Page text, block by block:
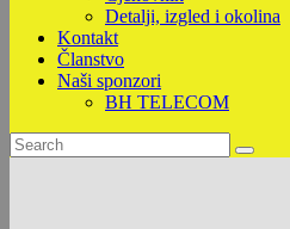
Detalji, izgled i okolina
Kontakt
Članstvo
Naši sponzori
BH TELECOM